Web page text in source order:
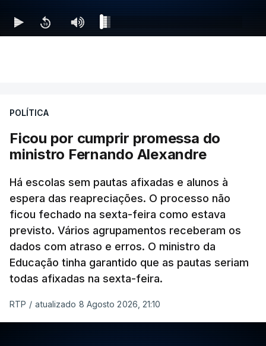
POLÍTICA
Ficou por cumprir promessa do
ministro Fernando Alexandre
Há escolas sem pautas afixadas e alunos à
espera das reapreciações. O processo não
ficou fechado na sexta-feira como estava
previsto. Vários agrupamentos receberam os
dados com atraso e erros. O ministro da
Educação tinha garantido que as pautas seriam
todas afixadas na sexta-feira.
RTP / atualizado 8 Agosto 2026, 21:10